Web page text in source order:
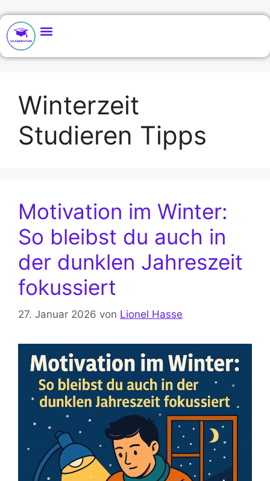
Winterzeit
Studieren Tipps
Motivation im Winter:
So bleibst du auch in
der dunklen Jahreszeit
fokussiert
27. Januar 2026 von Lionel Hasse